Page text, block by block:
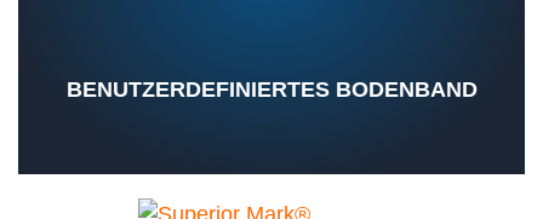
BENUTZERDEFINIERTES BODENBAND